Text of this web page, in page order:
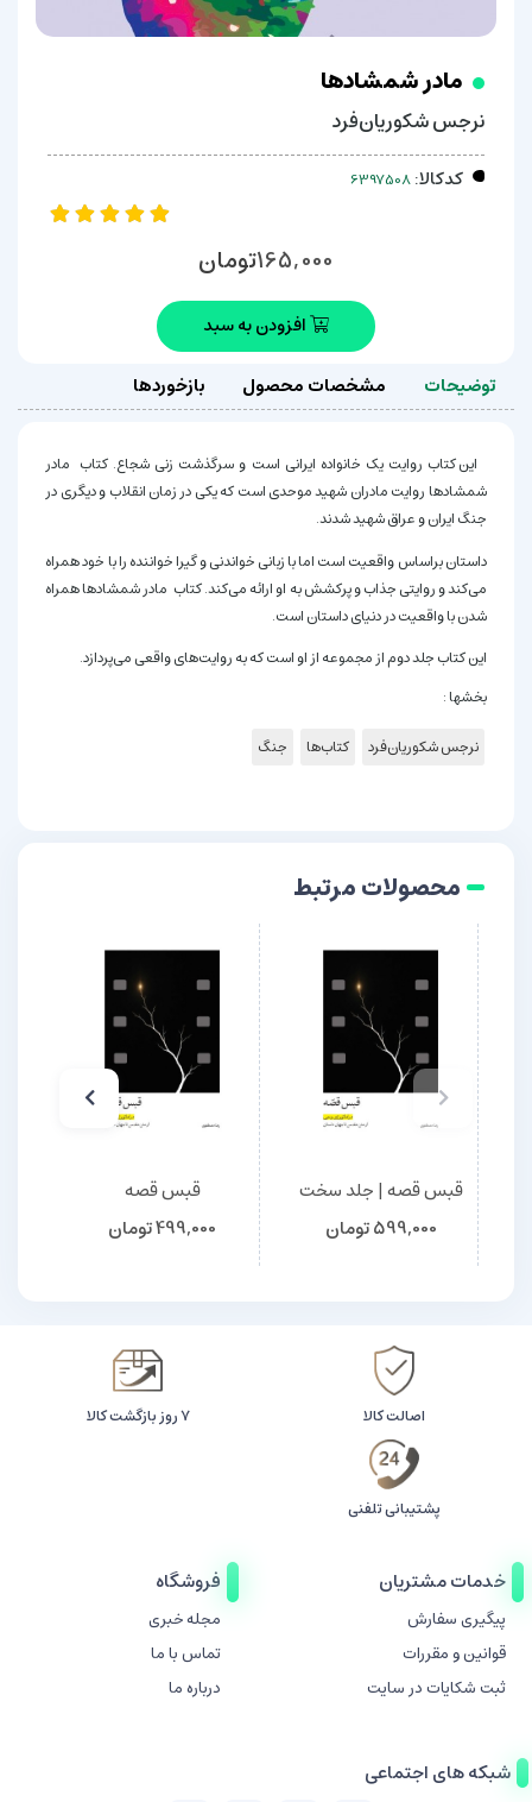
مادر شمشادها
نرجس‌ شکوریان‌فرد
کدکالا:
165,000تومان
افزودن به سبد
توضیحات مشخصات محصول بازخوردها
این کتاب روایت یک خانواده ایرانی است و سرگذشت زنی شجاع. کتاب مادر
شمشادها روایت مادران شهید موحدی است که یکی در زمان انقلاب و دیگری در
جنگ ایران و عراق شهید شدند.
داستان براساس واقعیت است اما با زبانی خواندنی و گیرا خواننده را با خود همراه
می‌کند و روایتی جذاب و پرکشش به او ارائه می‌کند. کتاب مادر شمشادها همراه
شدن با واقعیت در دنیای داستان است.
این کتاب جلد دوم از مجموعه از او است که به روایت‌های واقعی می‌پردازد.
بخشها :
نرجس شکوریان‌فرد
کتاب‌ها جنگ
محصولات مرتبط
قبس قصه | جلد سخت
599,000تومان
قبس قصه
499,000تومان
اصالت کالا ۷ روز بازگشت کالا
پشتیبانی تلفنی
خدمات مشتریان
پیگیری سفارش
قوانین و مقررات
ثبت شکایات در سایت
فروشگاه
مجله خبری
تماس با ما
درباره ما
شبکه های اجتماعی